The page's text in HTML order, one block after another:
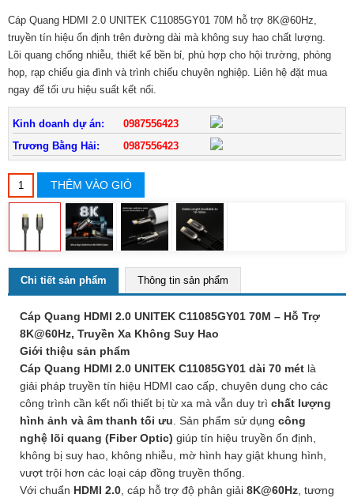
Cáp Quang HDMI 2.0 UNITEK C11085GY01 70M hỗ trợ 8K@60Hz,
truyền tín hiệu ổn định trên đường dài mà không suy hao chất lượng.
Lõi quang chống nhiễu, thiết kế bền bỉ, phù hợp cho hội trường, phòng
họp, rạp chiếu gia đình và trình chiếu chuyên nghiệp. Liên hệ đặt mua
ngay để tối ưu hiệu suất kết nối.
Kinh doanh dự án:
0987556423
Trương Bằng Hải:
0987556423
THÊM VÀO GIỎ
Chi tiết sản phẩm Thông tin sản phẩm
Cáp Quang HDMI 2.0 UNITEK C11085GY01 70M – Hỗ Trợ
8K@60Hz, Truyền Xa Không Suy Hao
Giới thiệu sản phẩm
Cáp Quang HDMI 2.0 UNITEK C11085GY01 dài 70 mét là
giải pháp truyền tín hiệu HDMI cao cấp, chuyên dụng cho các
công trình cần kết nối thiết bị từ xa mà vẫn duy trì chất lượng
hình ảnh và âm thanh tối ưu . Sản phẩm sử dụng công
nghệ lõi quang (Fiber Optic) giúp tín hiệu truyền ổn định,
không bị suy hao, không nhiễu, mờ hình hay giật khung hình,
vượt trội hơn các loại cáp đồng truyền thống.
Với chuẩn HDMI 2.0 , cáp hỗ trợ độ phân giải 8K@60Hz , tương